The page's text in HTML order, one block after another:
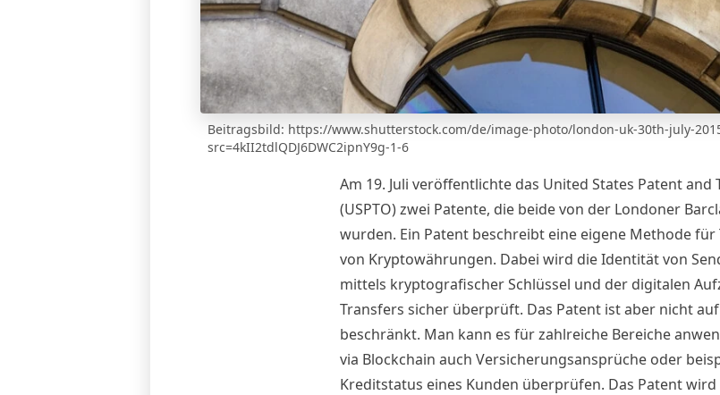
Beitragsbild: https://www.shutterstock.com/de/image-photo/london-uk-30th-july-
src=4kII2tdlQDJ6DWC2ipnY9g-1-6
Am 19. Juli veröffentlichte das United States Patent and
(USPTO) zwei Patente, die beide von der Londoner
wurden. Ein Patent beschreibt eine eigene Methode
von Kryptowährungen. Dabei wird die Identität von
mittels kryptografischer Schlüssel und der digitalen
Transfers sicher überprüft. Das Patent ist aber nicht
beschränkt. Man kann es für zahlreiche Bereiche
via Blockchain auch Versicherungsansprüche oder
Kreditstatus eines Kunden überprüfen. Das Patent